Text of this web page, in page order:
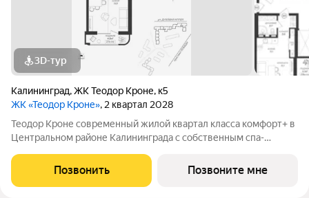
3D-тур
Калининград,ЖК Теодор Кроне, к5
ЖК «Теодор Кроне», 2 квартал 2028
Теодор Кроне современный жилой квартал класса комфорт+ в
Центральном районе Калининграда с собственным спа-
тех, кто ценит качество, эстетику и полноценную жизнь рядом
со всем необходимым. 99%
Позвонить Позвоните мне